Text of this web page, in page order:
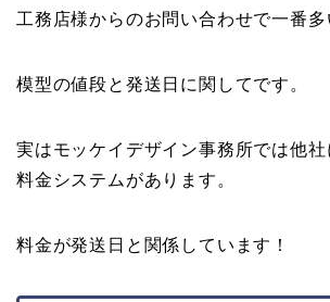
工務店様からのお問い合わせで一番
模型の値段と発送日に関してです。
実はモッケイデザイン事務所では他
料金システムがあります。
料金が発送日と関係しています！